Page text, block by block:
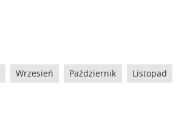
Wrzesień Październik Listopad